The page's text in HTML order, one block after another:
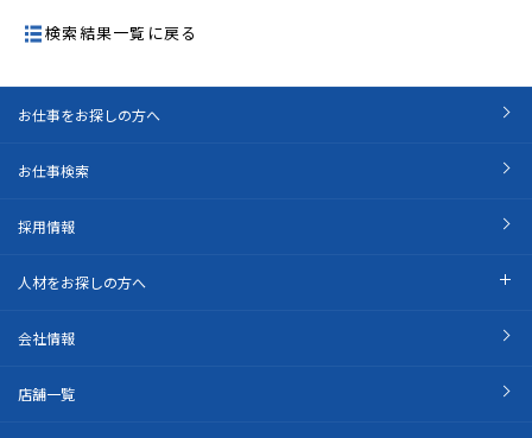
検索結果一覧に戻る
お仕事をお探しの方へ
お仕事検索
採用情報
人材をお探しの方へ
会社情報
店舗一覧